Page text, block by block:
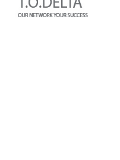
L’uscita di scena di